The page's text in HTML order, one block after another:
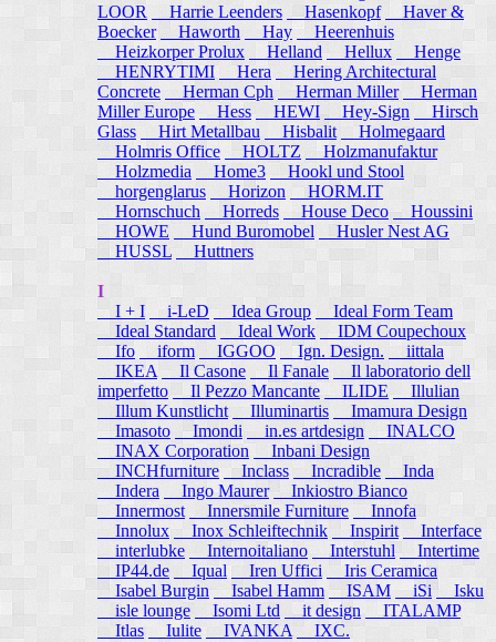
LOOR
Harrie Leenders Hasenkopf
Haver &
Boecker
Haworth Hay
Heerenhuis
Heizkorper Prolux
Helland Hellux
Henge
HENRYTIMI
Hera
Hering Architectural
Concrete
Herman Cph Herman Miller
Herman
Miller Europe
Hess HEWI Hey-Sign
Hirsch
Glass
Hirt Metallbau Hisbalit
Holmegaard
Holmris Office
HOLTZ
Holzmanufaktur
Holzmedia
Home3
Hookl und Stool
horgenglarus
Horizon
HORM.IT
Hornschuch
Horreds House Deco
Houssini
HOWE
Hund Buromobel
Husler Nest AG
HUSSL
Huttners
I
I + I
i-LeD Idea Group
Ideal Form Team
Ideal Standard
Ideal Work
IDM Coupechoux
Ifo
iform IGGOO Ign. Design.
iittala
IKEA
Il Casone Il Fanale
Il laboratorio dell
imperfetto
Il Pezzo Mancante ILIDE
Illulian
Illum Kunstlicht
Illuminartis
Imamura Design
Imasoto
Imondi in.es artdesign
INALCO
INAX Corporation
Inbani Design
INCHfurniture
Inclass Incradible
Inda
Indera
Ingo Maurer
Inkiostro Bianco
Innermost
Innersmile Furniture
Innofa
Innolux
Inox Schleiftechnik Inspirit
Interface
interlubke
Internoitaliano Interstuhl
Intertime
IP44.de
Iqual Iren Uffici
Iris Ceramica
Isabel Burgin
Isabel Hamm ISAM iSi Isku
isle lounge
Isomi Ltd it design
ITALAMP
Itlas
Iulite IVANKA IXC.